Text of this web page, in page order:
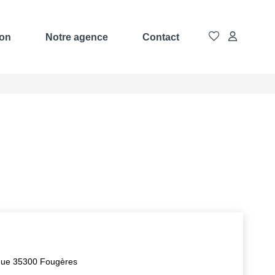
Notre agence Contact
35300 Fougères